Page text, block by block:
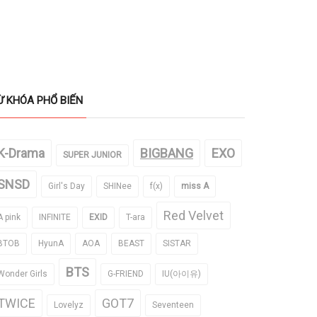
KHÓA PHỔ BIẾN
Drama SUPER JUNIOR BIGBANG EXO
Girl's Day SHINee f(x) miss A
pink INFINITE EXID T-ara Red Velvet
HyunA AOA BEAST SISTAR
Girls BTS G-FRIEND IU(아이유)
Lovelyz GOT7 Seventeen